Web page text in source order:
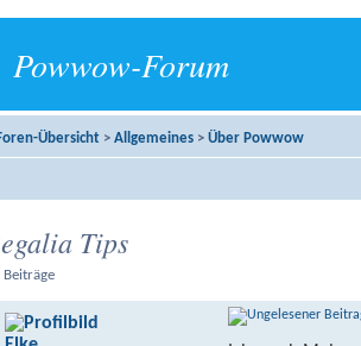
Powwow-Forum
Übersicht > Allgemeines > Über Powwow
Tips
Beiträge